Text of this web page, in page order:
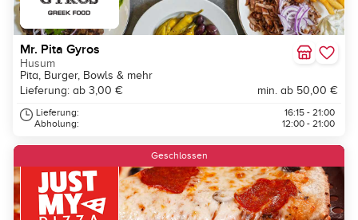
Mr. Pita Gyros
Husum
Pita, Burger, Bowls & mehr
Lieferung: ab 3,00 €
min. ab 50,00 €
Lieferung:
Abholung:
16:15 - 21:00
12:00 - 21:00
Geschlossen